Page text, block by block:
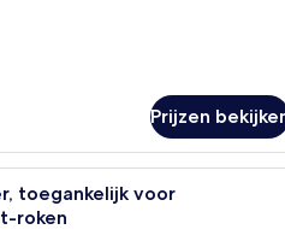
Prijzen
Hotelkamer met twee
toegankelijk voor
roken